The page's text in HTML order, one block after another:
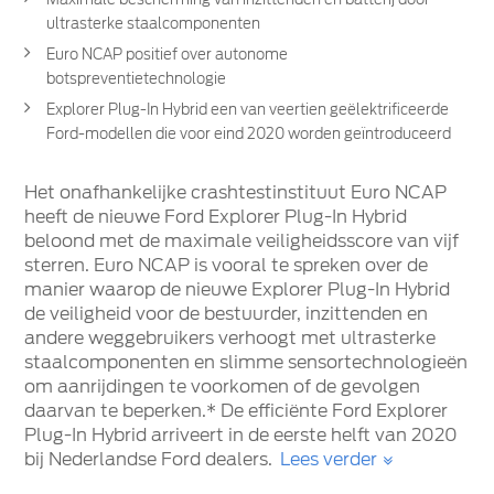
ultrasterke staalcomponenten
Euro NCAP positief over autonome
botspreventietechnologie
Explorer Plug-In Hybrid een van veertien geëlektrificeerde
Ford-modellen die voor eind 2020 worden geïntroduceerd
Het onafhankelijke crashtestinstituut Euro NCAP
heeft de nieuwe Ford Explorer Plug-In Hybrid
beloond met de maximale veiligheidsscore van vijf
sterren. Euro NCAP is vooral te spreken over de
manier waarop de nieuwe Explorer Plug-In Hybrid
de veiligheid voor de bestuurder, inzittenden en
andere weggebruikers verhoogt met ultrasterke
staalcomponenten en slimme sensortechnologieën
om aanrijdingen te voorkomen of de gevolgen
daarvan te beperken.* De efficiënte Ford Explorer
Plug-In Hybrid arriveert in de eerste helft van 2020
bij Nederlandse Ford dealers. Lees verder